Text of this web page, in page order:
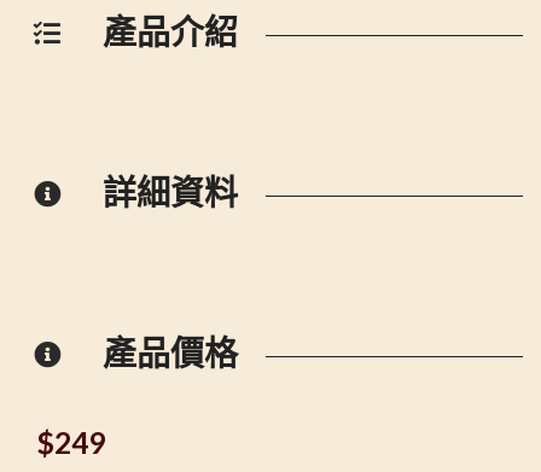
產品介紹
詳細資料
產品價格
$249